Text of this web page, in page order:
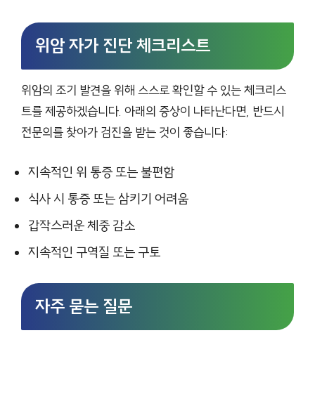
위암 자가 진단 체크리스트
위암의 조기 발견을 위해 스스로 확인할 수 있는 체크리스
트를 제공하겠습니다. 아래의 증상이 나타난다면, 반드시
전문의를 찾아가 검진을 받는 것이 좋습니다:
지속적인 위 통증 또는 불편함
식사 시 통증 또는 삼키기 어려움
갑작스러운 체중 감소
지속적인 구역질 또는 구토
자주 묻는 질문